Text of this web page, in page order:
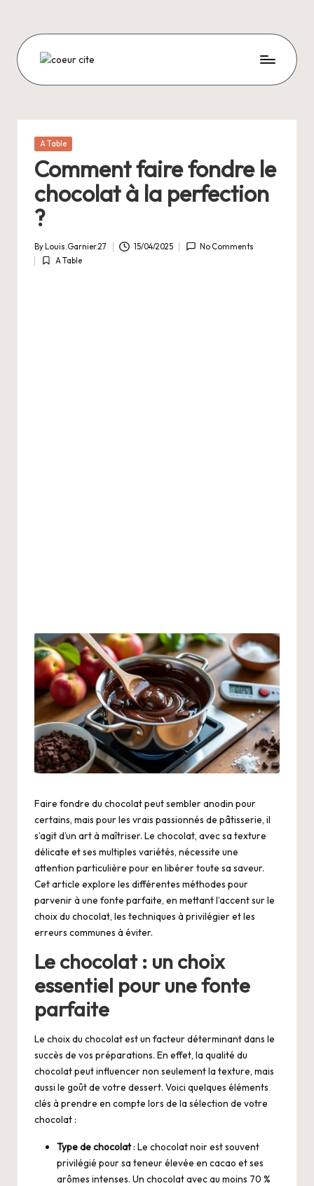
content
C
E
U
R
C
I
T
E
Posted
A Table
Comment faire fondre le
chocolat à la perfection
?
Posted
by
By Louis.Garnier.27 15/04/2025 No Comments
Posted
A Table
Faire fondre du chocolat peut sembler anodin pour
certains, mais pour les vrais passionnés de pâtisserie, il
s’agit d’un art à maîtriser. Le chocolat, avec sa texture
délicate et ses multiples variétés, nécessite une
attention particulière pour en libérer toute sa saveur.
Cet article explore les différentes méthodes pour
parvenir à une fonte parfaite, en mettant l’accent sur le
choix du chocolat, les techniques à privilégier et les
erreurs communes à éviter.
Le chocolat : un choix
essentiel pour une fonte
parfaite
Le choix du chocolat est un facteur déterminant dans le
succès de vos préparations. En effet, la qualité du
chocolat peut influencer non seulement la texture, mais
aussi le goût de votre dessert. Voici quelques éléments
clés à prendre en compte lors de la sélection de votre
chocolat :
Type de chocolat: Le chocolat noir est souvent
privilégié pour sa teneur élevée en cacao et ses
arômes intenses. Un chocolat avec au moins 70 %